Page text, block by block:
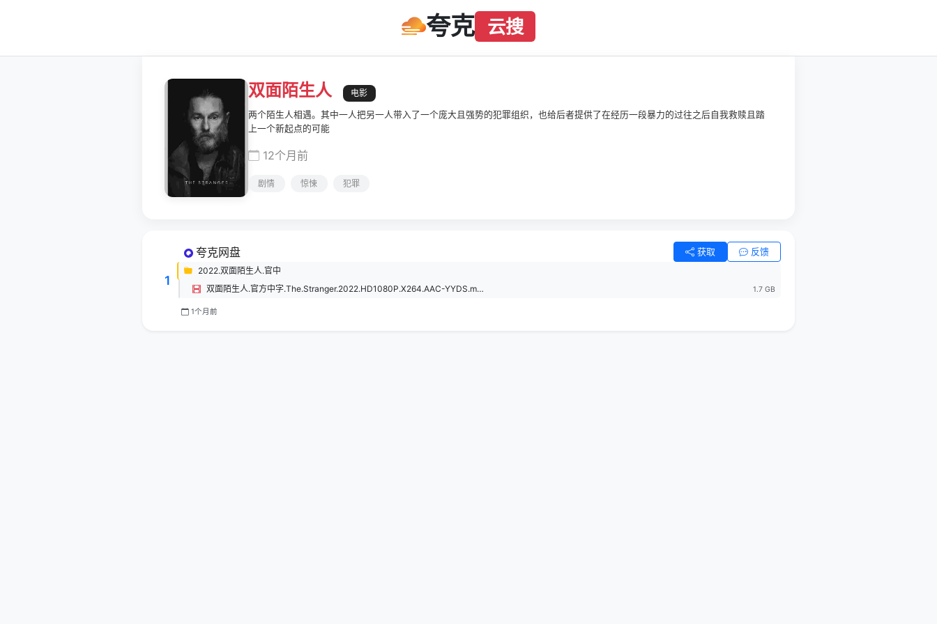
夸克 云搜
双面陌生人 电影
两个陌生人相遇。其中一人把另一人带入了一个庞大且强势的犯罪组织，也给后者提供了在经历一段暴力的过往之后自我救赎且踏
上一个新起点的可能
12个月前
剧情 惊悚 犯罪
1
夸克网盘 获取 反馈
2022.双面陌生人.官中
双面陌生人.官方中字.The.Stranger.2022.HD1080P.X264.AAC-YYDS.mp4
1.7 GB
1个月前